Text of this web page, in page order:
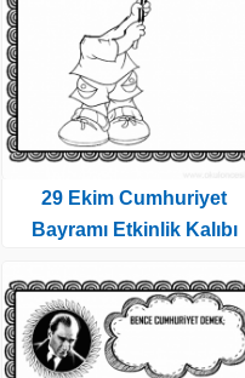
29 Ekim Cumhuriyet
Bayramı Etkinlik Kalıbı